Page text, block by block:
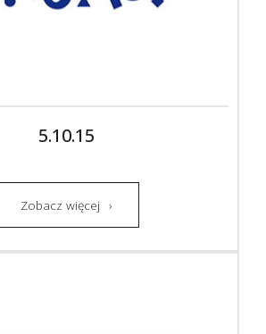
5.10.15
Zobacz więcej